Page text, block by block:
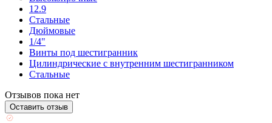
12.9
Стальные
Дюймовые
1/4"
Винты под шестигранник
Цилиндрические с внутренним шестигранником
Стальные
Отзывов пока нет
Оставить отзыв